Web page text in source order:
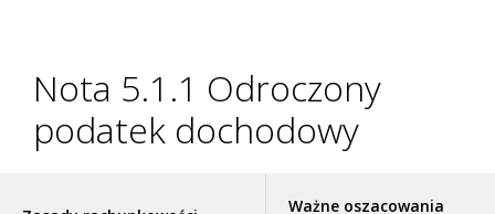
Nota 5.1.1 Odroczony
podatek dochodowy
Ważne oszacowania